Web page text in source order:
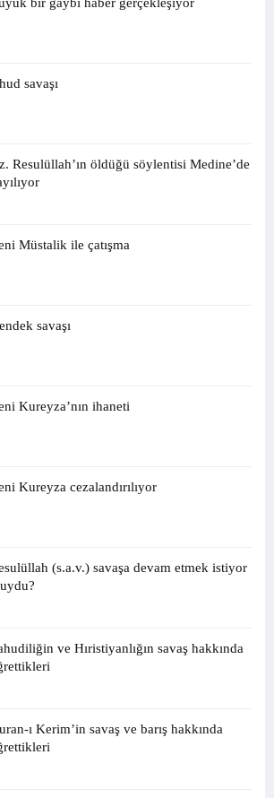
savaşı
Resulüllah’ın öldüğü söylentisi Medine’de
Müstalik ile çatışma
savaşı
Kureyza’nın ihaneti
Kureyza cezalandırılıyor
(s.a.v.) savaşa devam etmek istiyor
ve Hıristiyanlığın savaş hakkında
ı Kerim’in savaş ve barış hakkında